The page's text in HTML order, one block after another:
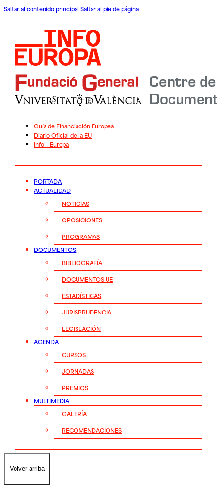
Saltar al contenido principal Saltar al pie de página
Guía de Financiación Europea
Diario Oficial de la EU
Info – Europa
PORTADA
ACTUALIDAD
NOTICIAS
OPOSICIONES
PROGRAMAS
DOCUMENTOS
BIBLIOGRAFÍA
DOCUMENTOS UE
ESTADÍSTICAS
JURISPRUDENCIA
LEGISLACIÓN
AGENDA
CURSOS
JORNADAS
PREMIOS
MULTIMEDIA
GALERÍA
RECOMENDACIONES
Volver arriba